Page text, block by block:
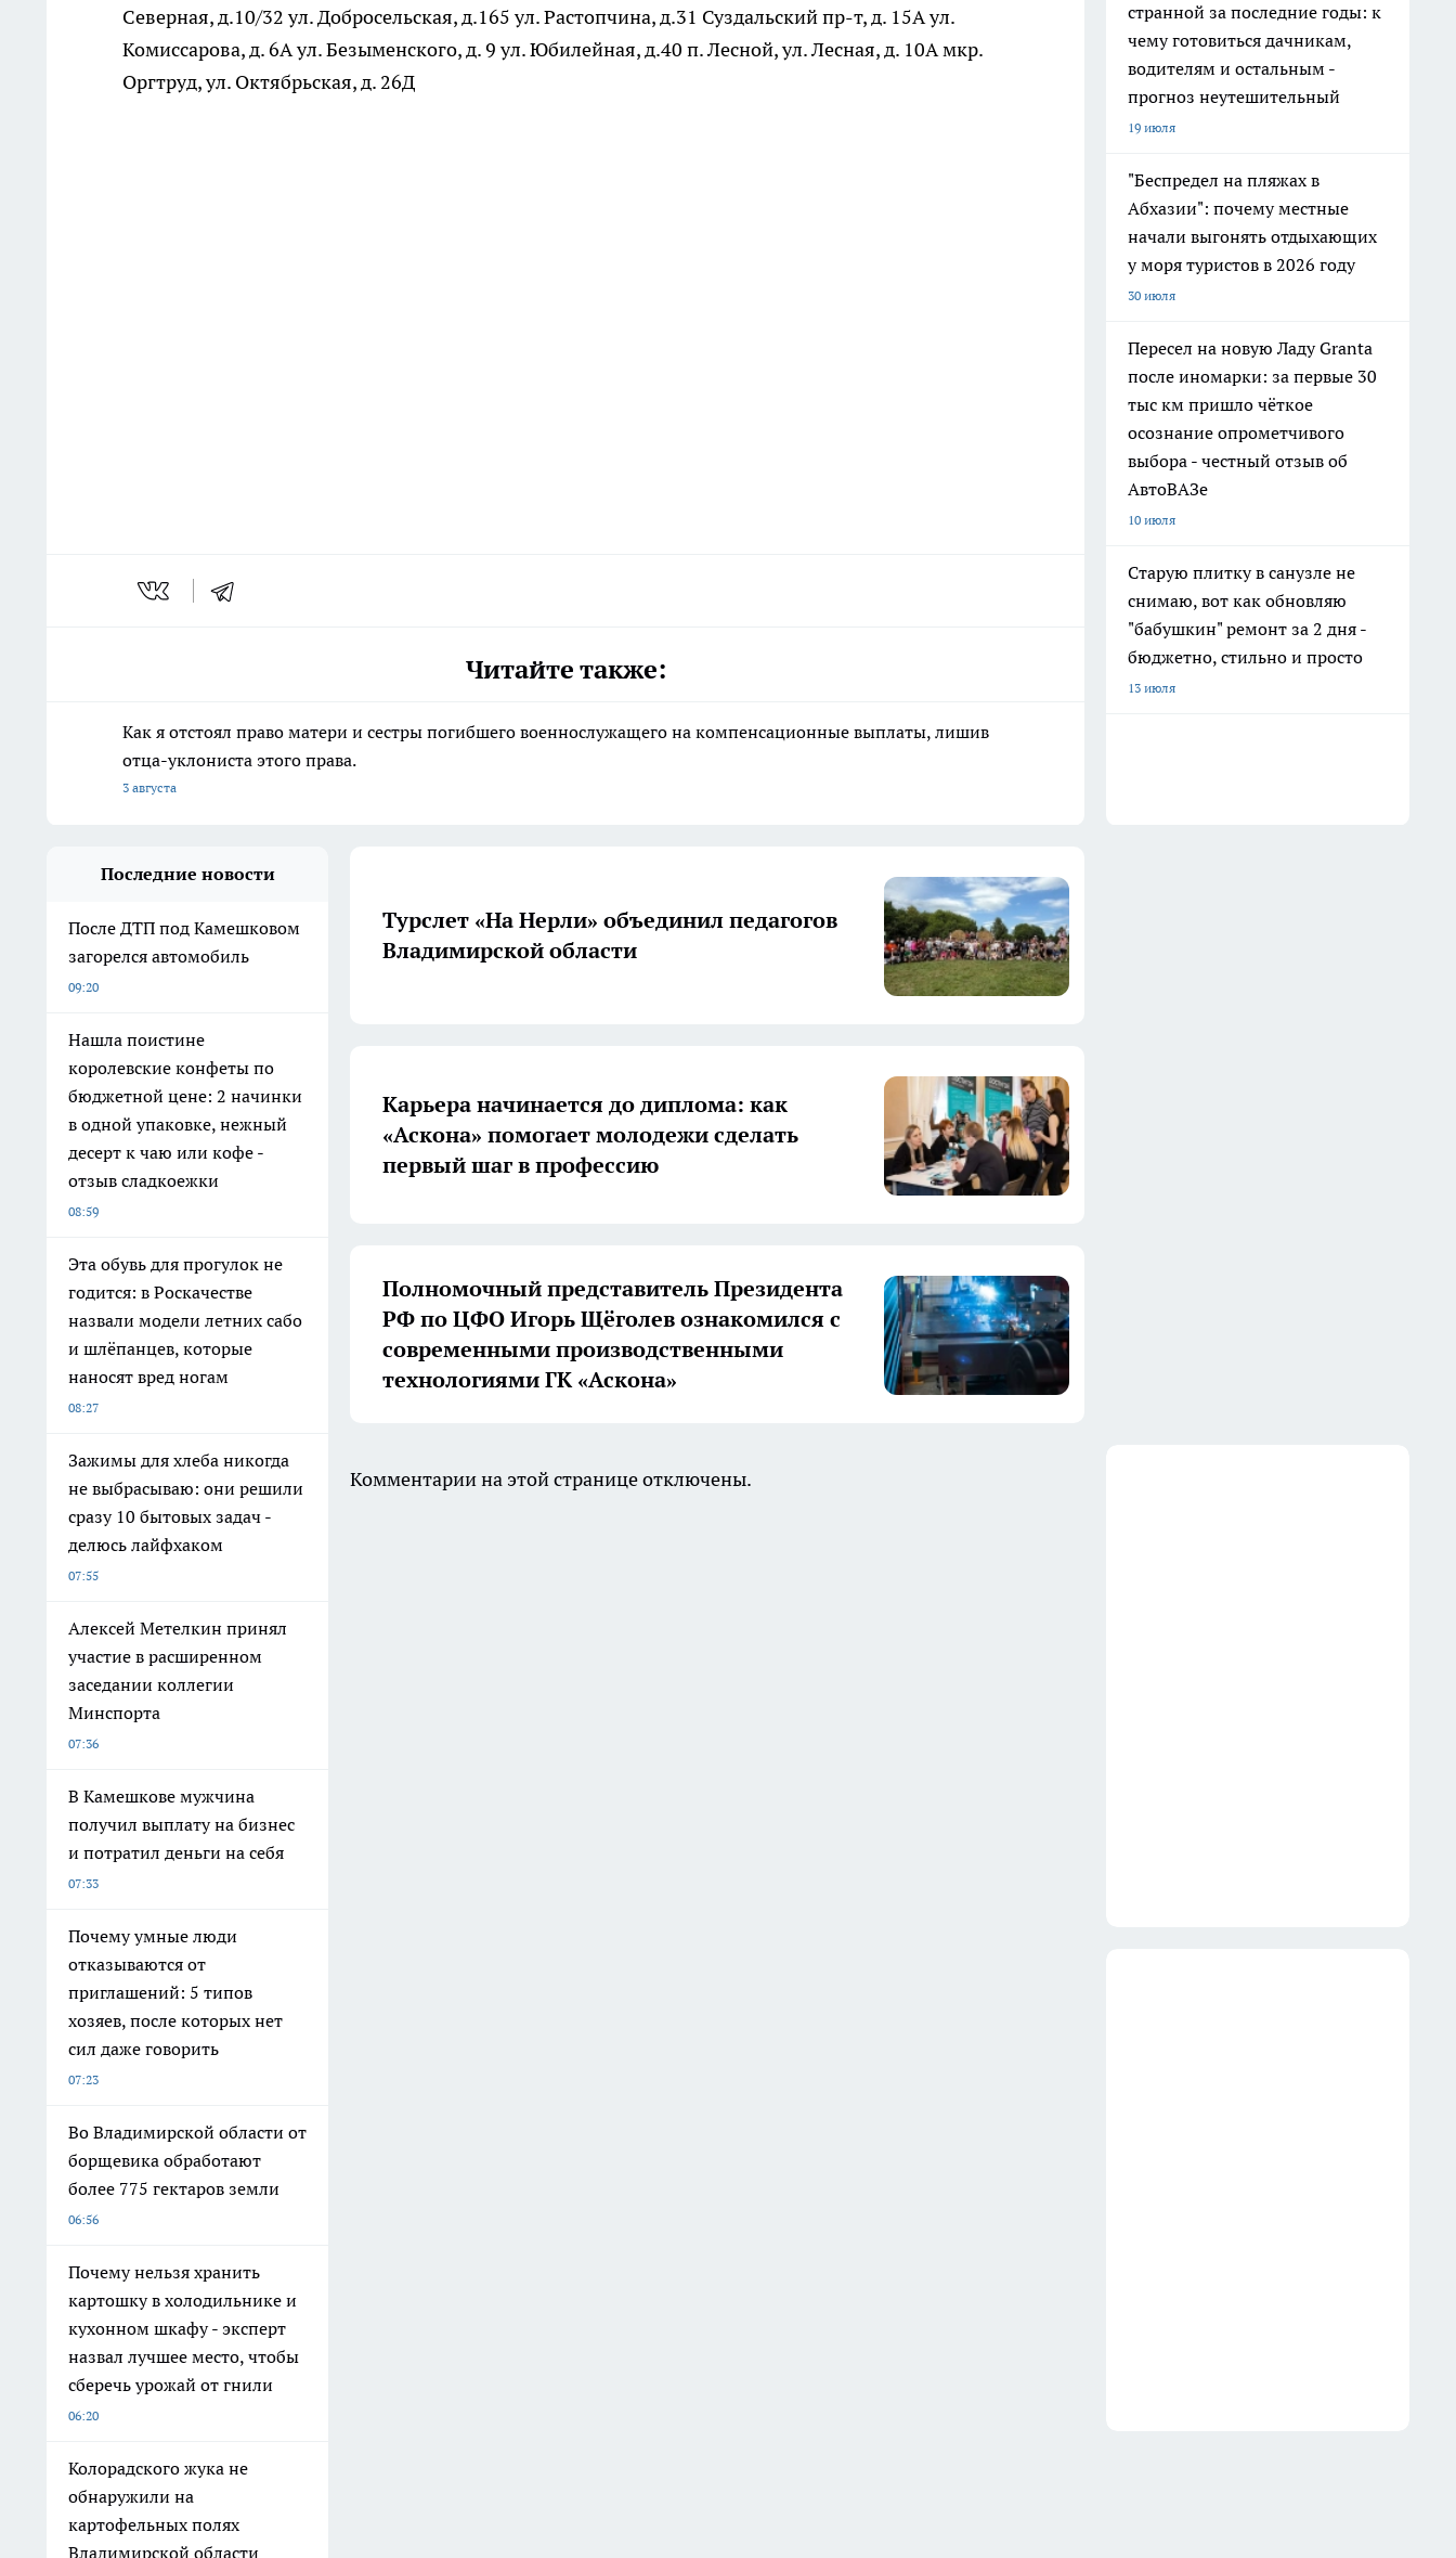
Северная, д.10/32 ул. Добросельская, д.165 ул. Растопчина, д.31 Суздальский пр-т, д. 15А ул.
Комиссарова, д. 6А ул. Безыменского, д. 9 ул. Юбилейная, д.40 п. Лесной, ул. Лесная, д. 10А мкр.
Оргтруд, ул. Октябрьская, д. 26Д
Читайте также:
Как я отстоял право матери и сестры погибшего военнослужащего на компенсационные выплаты, лишив
отца-уклониста этого права.
3 августа
странной за последние годы: к
чему готовиться дачникам,
водителям и остальным -
прогноз неутешительный
19 июля
"Беспредел на пляжах в
Абхазии": почему местные
начали выгонять отдыхающих
у моря туристов в 2026 году
30 июля
Пересел на новую Ладу Granta
после иномарки: за первые 30
тыс км пришло чёткое
осознание опрометчивого
выбора - честный отзыв об
АвтоВАЗе
10 июля
Старую плитку в санузле не
снимаю, вот как обновляю
"бабушкин" ремонт за 2 дня -
бюджетно, стильно и просто
13 июля
Последние новости
После ДТП под Камешковом
загорелся автомобиль
09:20
Нашла поистине
королевские конфеты по
бюджетной цене: 2 начинки
в одной упаковке, нежный
десерт к чаю или кофе -
отзыв сладкоежки
08:59
Эта обувь для прогулок не
годится: в Роскачестве
назвали модели летних сабо
и шлёпанцев, которые
наносят вред ногам
08:27
Зажимы для хлеба никогда
не выбрасываю: они решили
сразу 10 бытовых задач -
делюсь лайфхаком
07:55
Алексей Метелкин принял
участие в расширенном
заседании коллегии
Минспорта
07:36
В Камешкове мужчина
получил выплату на бизнес
и потратил деньги на себя
07:33
Почему умные люди
отказываются от
приглашений: 5 типов
хозяев, после которых нет
сил даже говорить
07:23
Во Владимирской области от
борщевика обработают
более 775 гектаров земли
06:56
Почему нельзя хранить
картошку в холодильнике и
кухонном шкафу - эксперт
назвал лучшее место, чтобы
сберечь урожай от гнили
06:20
Колорадского жука не
обнаружили на
картофельных полях
Владимирской области
Турслет «На Нерли» объединил педагогов
Владимирской области
Карьера начинается до диплома: как
«Аскона» помогает молодежи сделать
первый шаг в профессию
Полномочный представитель Президента
РФ по ЦФО Игорь Щёголев ознакомился с
современными производственными
технологиями ГК «Аскона»
Комментарии на этой странице отключены.